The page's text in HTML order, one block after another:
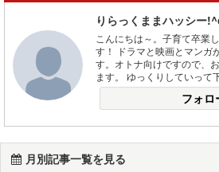
りらっくままハッシー
こんにちは～。子育て卒業
す！ ドラマと映画とマンガ
す。オトナ向けですので、
ます。 ゆっくりしていって
フォロ
月別記事一覧を見る